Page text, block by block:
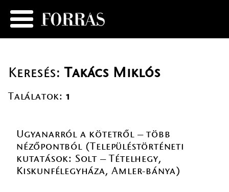
Keresés:Takács Miklós
Találatok: 1
Ugyanarról a kötetről – több
nézőpontból (Településtörténeti
kutatások: Solt – Tételhegy,
Kiskunfélegyháza, Amler-bánya)